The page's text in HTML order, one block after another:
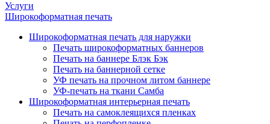
Услуги
Широкоформатная печать
Широкоформатная печать для наружки
Печать широкоформатных баннеров
Печать на баннере Блэк Бэк
Печать на баннерной сетке
УФ печать на прочном литом баннере
УФ-печать на ткани Самба
Широкоформатная интерьерная печать
Печать на самоклеящихся пленках